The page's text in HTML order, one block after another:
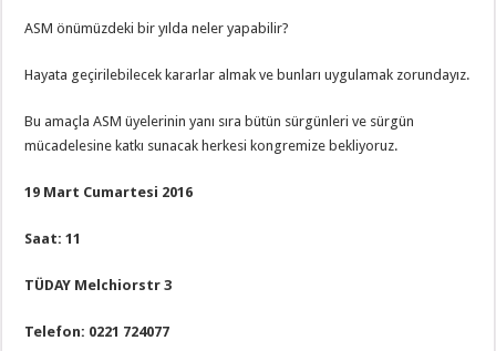
ASM önümüzdeki bir yılda neler yapabilir?
Hayata geçirilebilecek kararlar almak ve bunları uygulamak zorundayız.
Bu amaçla ASM üyelerinin yanı sıra bütün sürgünleri ve sürgün
mücadelesine katkı sunacak herkesi kongremize bekliyoruz.
19 Mart Cumartesi 2016
Saat: 11
TÜDAY Melchiorstr 3
Telefon: 0221 724077